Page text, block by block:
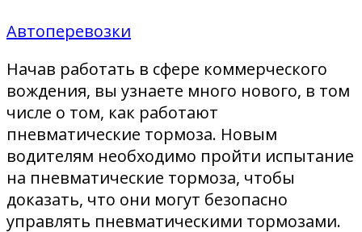
Автоперевозки
Начав работать в сфере коммерческого
вождения, вы узнаете много нового, в том
числе о том, как работают
пневматические тормоза. Новым
водителям необходимо пройти испытание
на пневматические тормоза, чтобы
доказать, что они могут безопасно
управлять пневматическими тормозами.